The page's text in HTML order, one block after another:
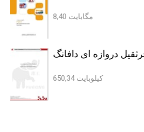
8,40 مگابایت
دروازه ای دافانگ
650,34 کیلوبایت